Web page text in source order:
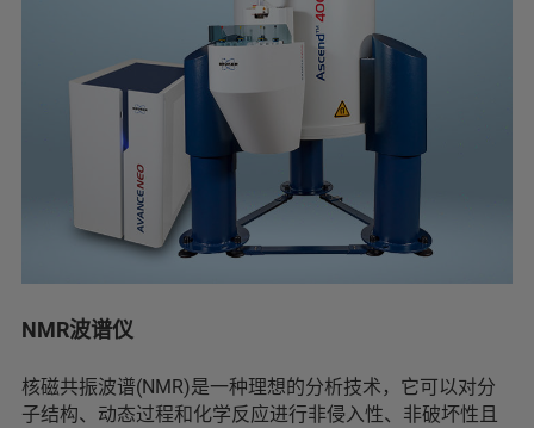
NMR波谱仪
核磁共振波谱(NMR)是一种理想的分析技术，它可以对分
子结构、动态过程和化学反应进行非侵入性、非破坏性且